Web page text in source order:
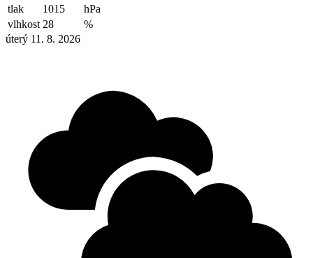
tlak 1015
hPa
vlhkost 28
%
úterý 11. 8. 2026